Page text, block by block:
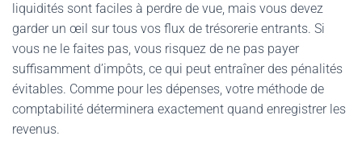
liquidités sont faciles à perdre de vue, mais vous devez
garder un œil sur tous vos flux de trésorerie entrants. Si
vous ne le faites pas, vous risquez de ne pas payer
suffisamment d’impôts, ce qui peut entraîner des pénalités
évitables. Comme pour les dépenses, votre méthode de
comptabilité déterminera exactement quand enregistrer les
revenus.